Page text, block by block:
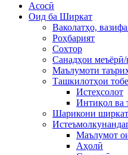
Асосӣ
Оид ба Ширкат
Ваколатҳо,
Роҳбарият
Сохтор
Санадҳои
Маълумоти
Ташкилотҳои
Истеҳсолот
Интиқол ва
Шарикони ширкат
Маълумот
Аҳолӣ